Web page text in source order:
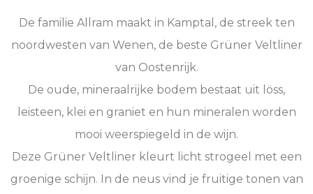
De familie Allram maakt in Kamptal, de streek ten
noordwesten van Wenen, de beste Grüner Veltliner
van Oostenrijk.
De oude, mineraalrijke bodem bestaat uit löss,
leisteen, klei en graniet en hun mineralen worden
mooi weerspiegeld in de wijn.
Deze Grüner Veltliner kleurt licht strogeel met een
groenige schijn. In de neus vind je fruitige tonen van